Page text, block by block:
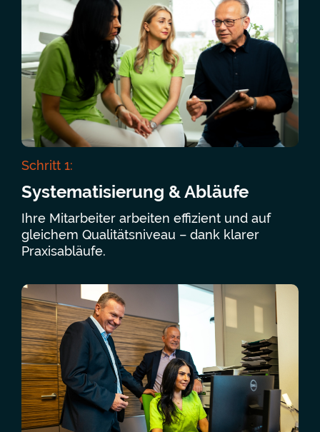
Schritt 1:
Systematisierung & Abläufe
Ihre Mitarbeiter arbeiten effizient und auf
gleichem Qualitätsniveau – dank klarer
Praxisabläufe.